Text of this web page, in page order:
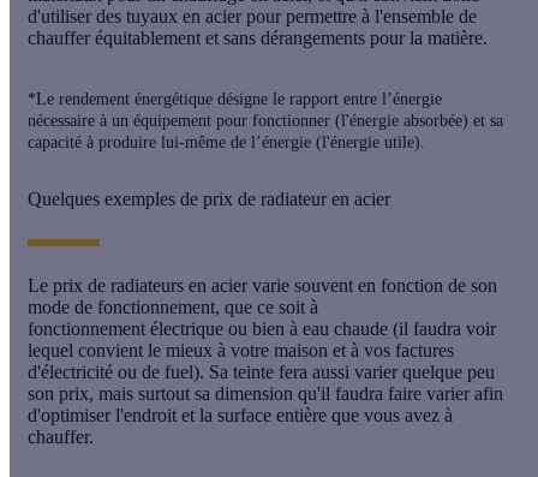
d'utiliser des tuyaux en acier pour permettre à l'ensemble de
chauffer équitablement et sans dérangements pour la matière.
*Le rendement énergétique désigne le rapport entre l’énergie
nécessaire à un équipement pour fonctionner (l'énergie absorbée) et sa
capacité à produire lui-même de l’énergie (l'énergie utile).
Quelques exemples de prix de radiateur en acier
Le prix de radiateurs en acier varie souvent en fonction de son
mode de fonctionnement, que ce soit à
fonctionnement électrique ou bien à eau chaude (il faudra voir
lequel convient le mieux à votre maison et à vos factures
d'électricité ou de fuel). Sa teinte fera aussi varier quelque peu
son prix, mais surtout sa dimension qu'il faudra faire varier afin
d'optimiser l'endroit et la surface entière que vous avez à
chauffer.